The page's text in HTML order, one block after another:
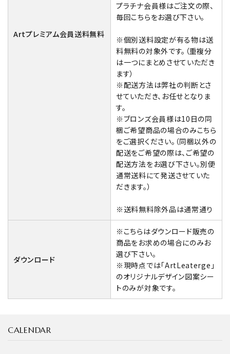
Artプレミアム会員送料無料
プラチナ会員様はご注文の際、
毎回こちらをお選び下さい。
※個別送料設定が有る物は送
料無料の対象外です。（重複分
は一つにまとめさせていただき
ます）
※配送方法は弊社の判断とさ
せていただき、お任せとなりま
す。
※ブロンズ会員様は10日の同
梱ご希望商品の場合のみこちら
をご選択ください。（同梱以外の
配送をご希望の際は、ご希望の
配送方法をお選び下さい。別便
通常送料にて発送させていた
だきます。）
※送料無料除外品は通常通り
ダウンロード
※こちらはダウンロード販売の
商品をお求めの場合にのみお
選び下さい。
※現時点では「ArtLeaterge」
のオリジナルデザイン図案シー
トのみが対象です。
CALENDAR